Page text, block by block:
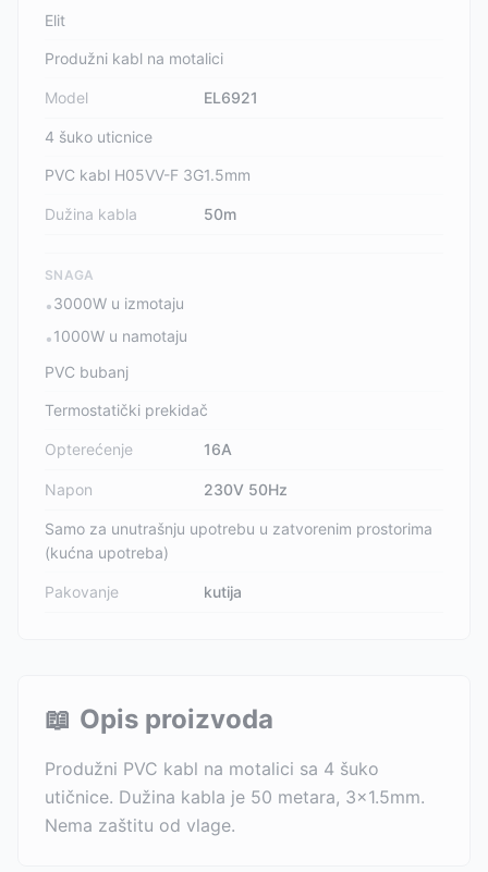
Elit
Produžni kabl na motalici
Model EL6921
4 šuko uticnice
PVC kabl H05VV-F 3G1.5mm
Dužina kabla 50m
SNAGA
•3000W u izmotaju
•1000W u namotaju
PVC bubanj
Termostatički prekidač
Opterećenje 16A
Napon 230V 50Hz
Samo za unutrašnju upotrebu u zatvorenim prostorima
(kućna upotreba)
Pakovanje kutija
📖 Opis proizvoda
Produžni PVC kabl na motalici sa 4 šuko
utičnice. Dužina kabla je 50 metara, 3x1.5mm.
Nema zaštitu od vlage.